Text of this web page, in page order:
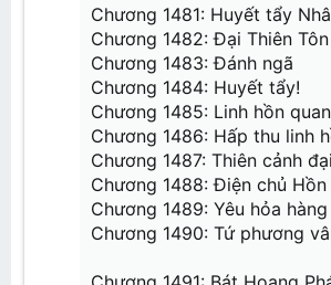
Chương 45: Lạc mạc
Chương 46: Tiêu Viêm bạo nộ
Chương 47: Xâm phạm
Chương 48: Đấu Khí các
Chương 49: Lựa chọn công pháp
Chương 50: Bang ?
Chương 1481: Huyết tẩy
Chương 1482: Đại Thiên Tôn
Chương 1483: Đánh ngã
Chương 1484: Huyết tẩy!
Chương 1485: Linh hồn
Chương 1486: Hấp thu linh
Chương 1487: Thiên cảnh
Chương 1488: Điện chủ
Chương 1489: Yêu hỏa
Chương 1490: Tứ phương